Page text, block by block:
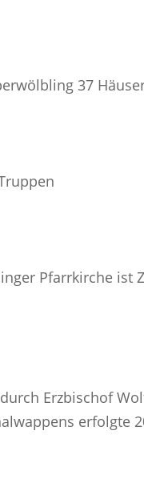
37
Pfarrkirche ist
Erzbischof
erfolgte